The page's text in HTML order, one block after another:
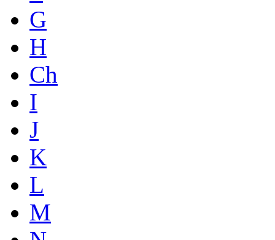
G
H
Ch
I
J
K
L
M